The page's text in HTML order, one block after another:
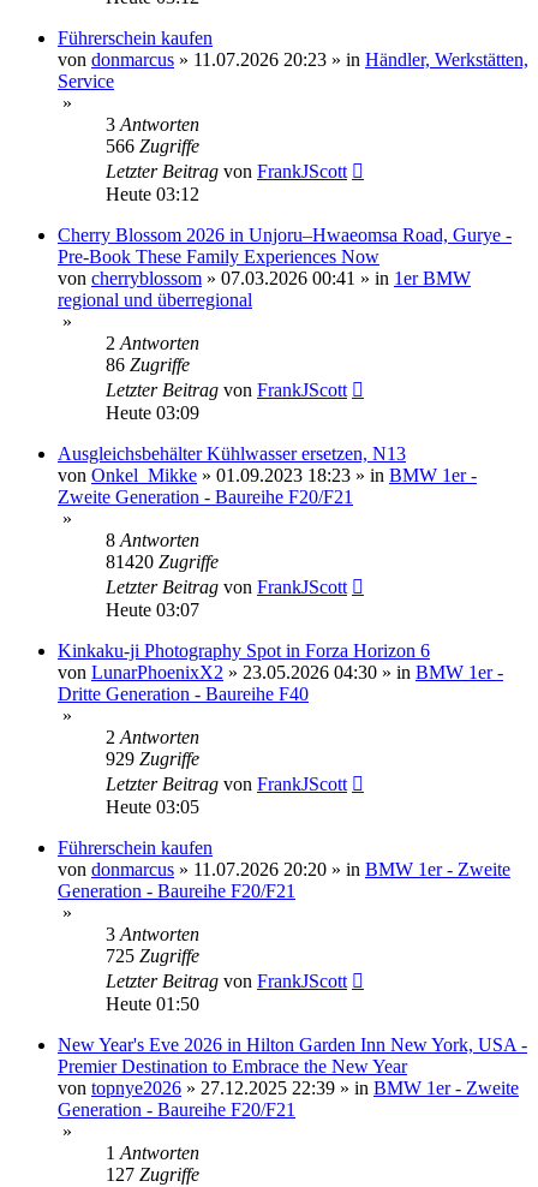
Führerschein kaufen
von donmarcus » 11.07.2026 20:23 » in Händler, Werkstätten,
Service
»
3 Antworten
566 Zugriffe
Letzter Beitrag von FrankJScott
Heute 03:12
Cherry Blossom 2026 in Unjoru–Hwaeomsa Road, Gurye -
Pre-Book These Family Experiences Now
von cherryblossom » 07.03.2026 00:41 » in 1er BMW
regional und überregional
»
2 Antworten
86 Zugriffe
Letzter Beitrag von FrankJScott
Heute 03:09
Ausgleichsbehälter Kühlwasser ersetzen, N13
von Onkel_Mikke » 01.09.2023 18:23 » in BMW 1er -
Zweite Generation - Baureihe F20/F21
»
8 Antworten
81420 Zugriffe
Letzter Beitrag von FrankJScott
Heute 03:07
Kinkaku-ji Photography Spot in Forza Horizon 6
von LunarPhoenixX2 » 23.05.2026 04:30 » in BMW 1er -
Dritte Generation - Baureihe F40
»
2 Antworten
929 Zugriffe
Letzter Beitrag von FrankJScott
Heute 03:05
Führerschein kaufen
von donmarcus » 11.07.2026 20:20 » in BMW 1er - Zweite
Generation - Baureihe F20/F21
»
3 Antworten
725 Zugriffe
Letzter Beitrag von FrankJScott
Heute 01:50
New Year's Eve 2026 in Hilton Garden Inn New York, USA -
Premier Destination to Embrace the New Year
von topnye2026 » 27.12.2025 22:39 » in BMW 1er - Zweite
Generation - Baureihe F20/F21
»
1 Antworten
127 Zugriffe